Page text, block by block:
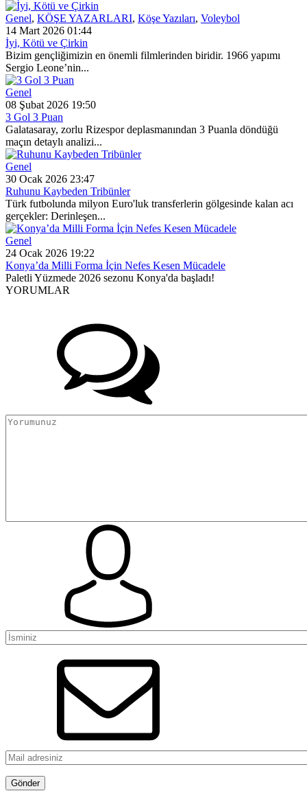
Genel, KÖŞE YAZARLARI, Köşe Yazıları, Voleybol
14 Mart 2026 01:44
İyi, Kötü ve Çirkin
Bizim gençliğimizin en önemli filmlerinden biridir. 1966 yapımı
Sergio Leone’nin...
Genel
08 Şubat 2026 19:50
3 Gol 3 Puan
Galatasaray, zorlu Rizespor deplasmanından 3 Puanla döndüğü
maçın detaylı analizi...
Genel
30 Ocak 2026 23:47
Ruhunu Kaybeden Tribünler
Türk futbolunda milyon Euro'luk transferlerin gölgesinde kalan acı
gerçekler: Derinleşen...
Genel
24 Ocak 2026 19:22
Konya’da Milli Forma İçin Nefes Kesen Mücadele
Paletli Yüzmede 2026 sezonu Konya'da başladı!
YORUMLAR